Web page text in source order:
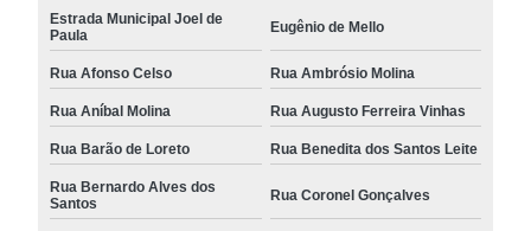
Estrada Municipal Joel de
Paula
Eugênio de Mello
Rua Afonso Celso Rua Ambrósio Molina
Rua Aníbal Molina Rua Augusto Ferreira Vinhas
Rua Barão de Loreto Rua Benedita dos Santos Leite
Rua Bernardo Alves dos
Santos
Rua Coronel Gonçalves